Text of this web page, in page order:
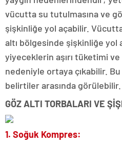
vücutta su tutulmasına ve
şişkinliğe yol açabilir. Vücutta
altı bölgesinde şişkinliğe yol
yiyeceklerin aşırı tüketimi
nedeniyle ortaya çıkabilir.
belirtiler arasında görülebilir.
GÖZ ALTI TORBALARI VE
1. Soğuk Kompres: